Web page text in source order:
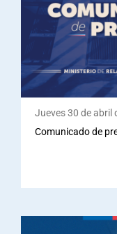
Jueves 30 de abril
Comunicado de